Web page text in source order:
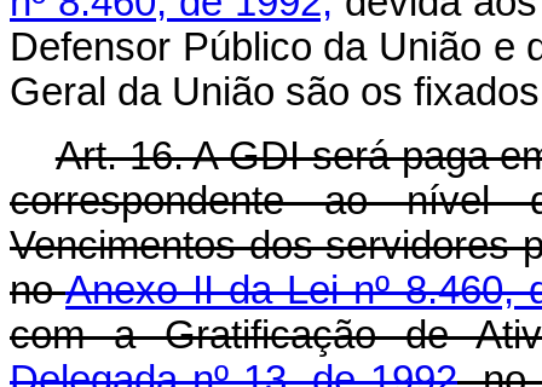
Defensor Público da União e
Geral da União são os
Art. 16. A GDI será paga
correspondente ao
Vencimentos dos servidores
noAnexo II da Lei nº 8.460,
com a Gratificação de